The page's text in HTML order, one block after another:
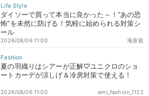
ダイソーで買って本当に良かった～！“あの恐
怖”を未然に防げる！気軽に始められる対策シ
ール
海原藍
2026/08/06 11:00
夏の羽織りはシアーが正解♡ユニクロのショ
ートカーデが涼しげ＆冷房対策で使える！
emi_fashion_1122
2026/08/06 11:00